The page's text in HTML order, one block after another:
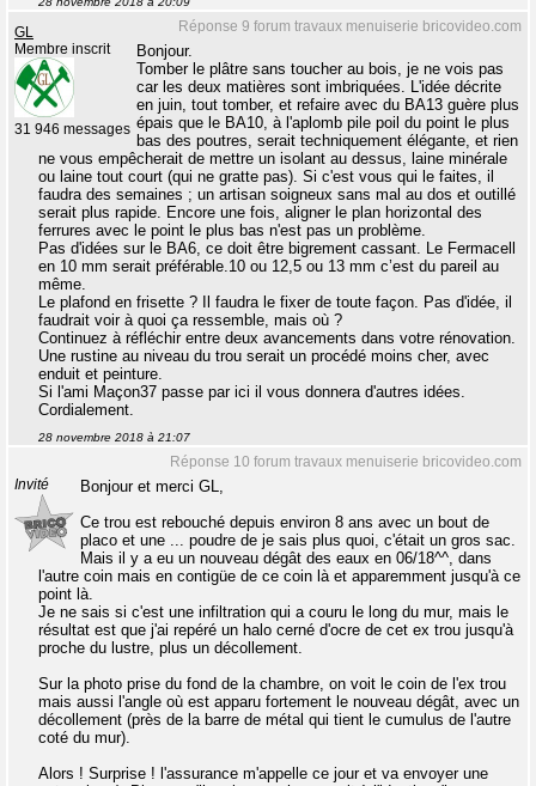
Réponse 9 forum travaux menuiserie bricovideo.com
GL
Membre inscrit
31 946 messages
Bonjour.
Tomber le plâtre sans toucher au bois, je ne vois pas
car les deux matières sont imbriquées. L'idée décrite
en juin, tout tomber, et refaire avec du BA13 guère plus
épais que le BA10, à l'aplomb pile poil du point le plus
bas des poutres, serait techniquement élégante, et rien
ne vous empêcherait de mettre un isolant au dessus, laine minérale
ou laine tout court (qui ne gratte pas). Si c'est vous qui le faites, il
faudra des semaines ; un artisan soigneux sans mal au dos et outillé
serait plus rapide. Encore une fois, aligner le plan horizontal des
ferrures avec le point le plus bas n'est pas un problème.
Pas d'idées sur le BA6, ce doit être bigrement cassant. Le Fermacell
en 10 mm serait préférable.10 ou 12,5 ou 13 mm c’est du pareil au
même.
Le plafond en frisette ? Il faudra le fixer de toute façon. Pas d'idée, il
faudrait voir à quoi ça ressemble, mais où ?
Continuez à réfléchir entre deux avancements dans votre rénovation.
Une rustine au niveau du trou serait un procédé moins cher, avec
enduit et peinture.
Si l'ami Maçon37 passe par ici il vous donnera d'autres idées.
Cordialement.
28 novembre 2018 à 21:07
Réponse 10 forum travaux menuiserie bricovideo.com
Invité
Bonjour et merci GL,
Ce trou est rebouché depuis environ 8 ans avec un bout de
placo et une ... poudre de je sais plus quoi, c'était un gros sac.
Mais il y a eu un nouveau dégât des eaux en 06/18^^, dans
l'autre coin mais en contigüe de ce coin là et apparemment jusqu'à ce
point là.
Je ne sais si c'est une infiltration qui a couru le long du mur, mais le
résultat est que j'ai repéré un halo cerné d'ocre de cet ex trou jusqu'à
proche du lustre, plus un décollement.
Sur la photo prise du fond de la chambre, on voit le coin de l'ex trou
mais aussi l'angle où est apparu fortement le nouveau dégât, avec un
décollement (près de la barre de métal qui tient le cumulus de l'autre
coté du mur).
Alors ! Surprise ! l'assurance m'appelle ce jour et va envoyer une